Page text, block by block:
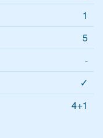
1
5
-
✓
4+1